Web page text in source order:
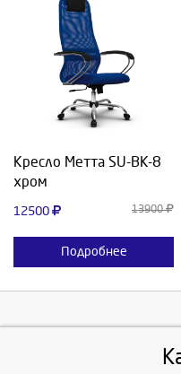
Кресло Метта SU-BK-8
хром
12500 13900
Подробнее
Выберите количество: